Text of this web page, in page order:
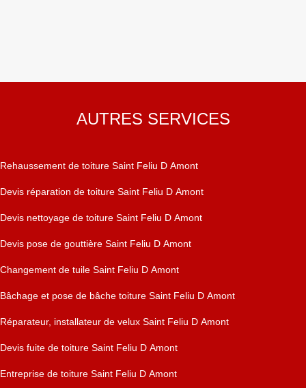
AUTRES SERVICES
Rehaussement de toiture Saint Feliu D Amont
Devis réparation de toiture Saint Feliu D Amont
Devis nettoyage de toiture Saint Feliu D Amont
Devis pose de gouttière Saint Feliu D Amont
Changement de tuile Saint Feliu D Amont
Bâchage et pose de bâche toiture Saint Feliu D Amont
Réparateur, installateur de velux Saint Feliu D Amont
Devis fuite de toiture Saint Feliu D Amont
Entreprise de toiture Saint Feliu D Amont